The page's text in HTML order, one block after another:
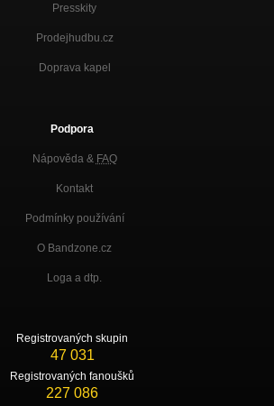
Presskity
Prodejhudbu.cz
Doprava kapel
Podpora
Nápověda & FAQ
Kontakt
Podmínky používání
O Bandzone.cz
Loga a dtp.
Registrovaných skupin
47 031
Registrovaných fanoušků
227 086